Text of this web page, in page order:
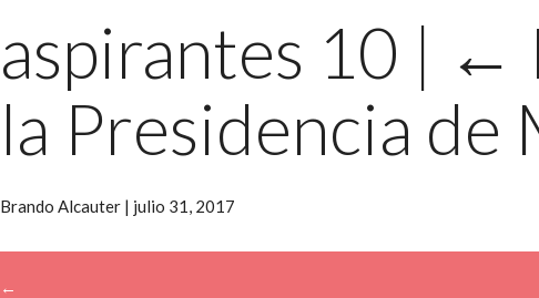
aspirantes 10 | ←
la Presidencia
Brando Alcauter | julio 31, 2017
←